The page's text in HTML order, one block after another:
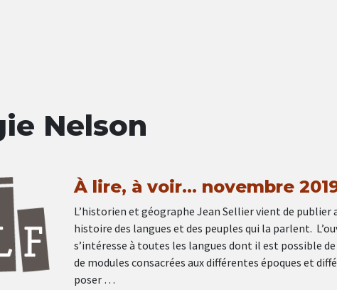
Nelson
À lire, à voir… novembre
L’historien et géographe Jean Sellier vient de publier
histoire des langues et des peuples qui la parlent.
s’intéresse à toutes les langues dont il est possible
de modules consacrées aux différentes époques et
poser …